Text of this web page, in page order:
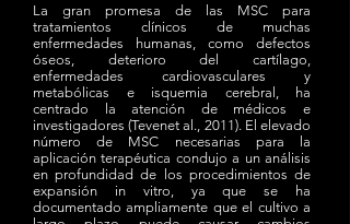
La gran promesa de las MSC para
tratamientos clínicos de muchas
enfermedades humanas, como defectos
óseos, deterioro del cartílago,
enfermedades cardiovasculares y
metabólicas e isquemia cerebral, ha
centrado la atención de médicos e
investigadores (Tevenet al., 2011). El elevado
número de MSC necesarias para la
aplicación terapéutica condujo a un análisis
en profundidad de los procedimientos de
expansión in vitro, ya que se ha
documentado ampliamente que el cultivo a